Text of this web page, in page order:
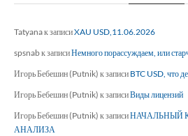
Tatyanaк записиXAU USD,11.06.2026
spsnabк записиНемного порассуждаем, или
Игорь Бебешин (Putnik) к записи BTC USD, что
Игорь Бебешин (Putnik) к записиВиды лицензий
Игорь Бебешин (Putnik) к записиНАЧАЛЬНЫЙ
АНАЛИЗА